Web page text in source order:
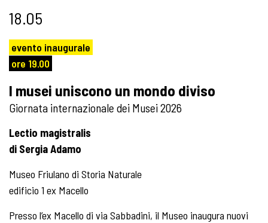
18.05
evento inaugurale
ore 19.00
I musei uniscono un mondo diviso
Giornata internazionale dei Musei 2026
Lectio magistralis
di Sergia Adamo
Museo Friulano di Storia Naturale
edificio 1 ex Macello
Presso l’ex Macello di via Sabbadini, il Museo inaugura nuovi